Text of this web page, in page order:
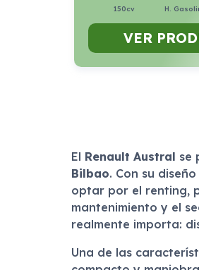
150cv H.
VER
El Renault Austral se
Bilbao. Con su
optar por el renting,
mantenimiento y el
realmente importa:
Una de las